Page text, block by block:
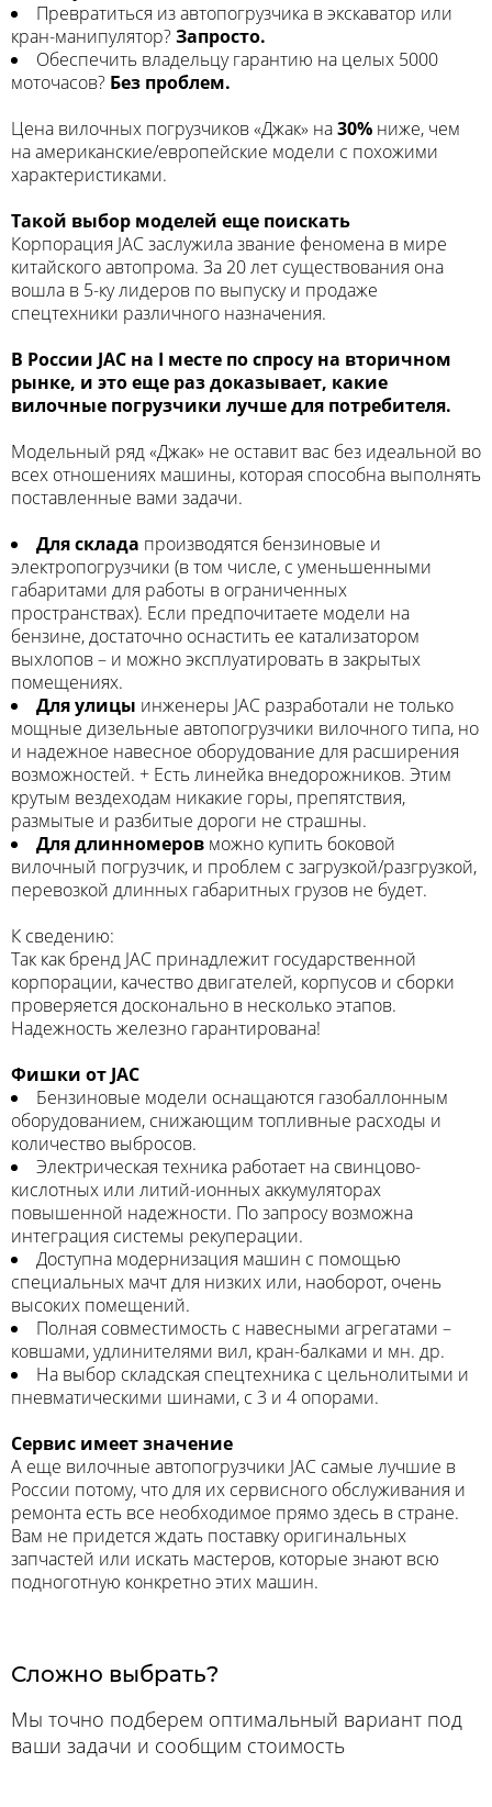
Превратиться из автопогрузчика в экскаватор или
кран-манипулятор? Запросто.
Обеспечить владельцу гарантию на целых 5000
моточасов? Без проблем.
Цена вилочных погрузчиков «Джак» на30% ниже, чем
на американские/европейские модели с похожими
характеристиками.
Такой выбор моделей еще поискать
Корпорация JAC заслужила звание феномена в мире
китайского автопрома. За 20 лет существования она
вошла в 5-ку лидеров по выпуску и продаже
спецтехники различного назначения.
В России JAC на I месте по спросу на вторичном
рынке, и это еще раз доказывает, какие
вилочные погрузчики лучше для потребителя.
Модельный ряд «Джак» не оставит вас без идеальной во
всех отношениях машины, которая способна выполнять
поставленные вами задачи.
Для склада производятся бензиновые и
электропогрузчики (в том числе, с уменьшенными
габаритами для работы в ограниченных
пространствах). Если предпочитаете модели на
бензине, достаточно оснастить ее катализатором
выхлопов – и можно эксплуатировать в закрытых
помещениях.
Для улицы инженеры JAC разработали не только
мощные дизельные автопогрузчики вилочного типа, но
и надежное навесное оборудование для расширения
возможностей. + Есть линейка внедорожников. Этим
крутым вездеходам никакие горы, препятствия,
размытые и разбитые дороги не страшны.
Для длинномеров можно купить боковой
вилочный погрузчик, и проблем с загрузкой/разгрузкой,
перевозкой длинных габаритных грузов не будет.
К сведению:
Так как бренд JAC принадлежит государственной
корпорации, качество двигателей, корпусов и сборки
проверяется досконально в несколько этапов.
Надежность железно гарантирована!
Фишки от JAC
Бензиновые модели оснащаются газобаллонным
оборудованием, снижающим топливные расходы и
количество выбросов.
Электрическая техника работает на свинцово-
кислотных или литий-ионных аккумуляторах
повышенной надежности. По запросу возможна
интеграция системы рекуперации.
Доступна модернизация машин с помощью
специальных мачт для низких или, наоборот, очень
высоких помещений.
Полная совместимость с навесными агрегатами –
ковшами, удлинителями вил, кран-балками и мн. др.
На выбор складская спецтехника с цельнолитыми и
пневматическими шинами, с 3 и 4 опорами.
Сервис имеет значение
А еще вилочные автопогрузчики JAC самые лучшие в
России потому, что для их сервисного обслуживания и
ремонта есть все необходимое прямо здесь в стране.
Вам не придется ждать поставку оригинальных
запчастей или искать мастеров, которые знают всю
подноготную конкретно этих машин.
Сложно выбрать?
Мы точно подберем оптимальный вариант под
ваши задачи и сообщим стоимость